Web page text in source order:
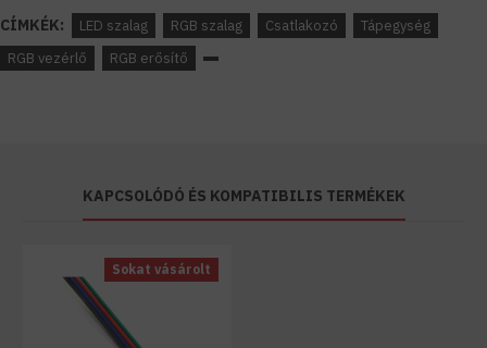
CÍMKÉK: LED szalag RGB szalag Csatlakozó
Tápegység
RGB vezérlő
RGB erősítő
KAPCSOLÓDÓ ÉS KOMPATIBILIS TERMÉKEK
Sokat vásárolt